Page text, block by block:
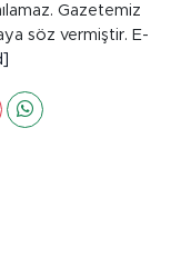
Gazetemiz
söz vermiştir. E-